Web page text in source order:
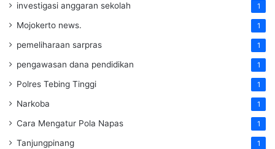
investigasi anggaran sekolah 1
Mojokerto news. 1
pemeliharaan sarpras 1
pengawasan dana pendidikan 1
Polres Tebing Tinggi 1
Narkoba 1
Cara Mengatur Pola Napas 1
Tanjungpinang 1